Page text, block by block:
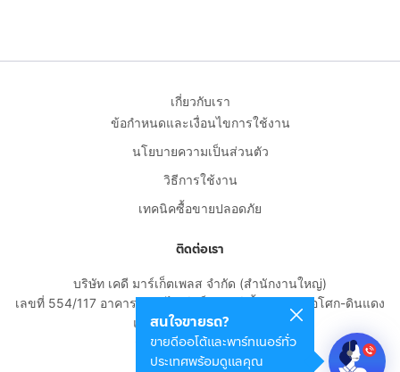
สนใจขายรถ?
ขายดีออโต้และพาร์ทเนอร์ทั่ว
ประเทศพร้อมดูแลคุณ
เกี่ยวกับเรา
ข้อกำหนดและเงื่อนไขการใช้งาน
นโยบายความเป็นส่วนตัว
วิธีการใช้งาน
เทคนิคซื้อขายปลอดภัย
ติดต่อเรา
บริษัท เคดี มาร์เก็ตเพลส จำกัด (สำนักงานใหญ่)
เลขที่ 554/117 อาคารสกายไนน์ เซ็นเตอร์ ชั้น 22 ถนนอโศก-ดินแดง
แขวงดินแดง เขตดินแดง
กรุงเทพมหานคร 10400